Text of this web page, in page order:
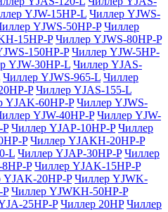
YJW-15HP-L Чиллер YJWS-
YJWS-50HP-P Чиллер
15HP-P Чиллер YJWS-80HP-P
150HP-P Чиллер YJW-5HP-
YJW-30HP-L Чиллер YJAS-
Чиллер YJWS-965-L Чиллер
P Чиллер YJAS-155-L
YJAK-60HP-P Чиллер YJWS-
YJW-40HP-P Чиллер YJW-
Чиллер YJAP-10HP-P Чиллер
P Чиллер YJAKH-20HP-P
L Чиллер YJAP-30HP-P Чиллер
P Чиллер YJAK-15HP-P
YJAK-20HP-P Чиллер YJWK-
Чиллер YJWKH-50HP-P
25HP-P Чиллер 20HP Чиллер